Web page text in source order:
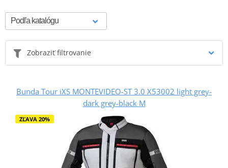
Zobraziť filtrovanie
Bunda Tour iXS MONTEVIDEO-ST 3.0 X53002 light grey-
dark grey-black M
ZĽAVA 20%